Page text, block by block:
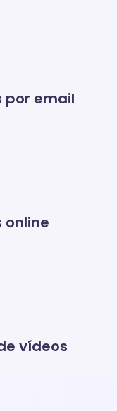
por email
online
vídeos